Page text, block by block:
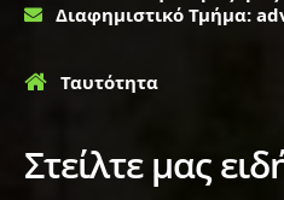
Διαφημιστικό Τμήμα:
Ταυτότητα
Στείλτε μας